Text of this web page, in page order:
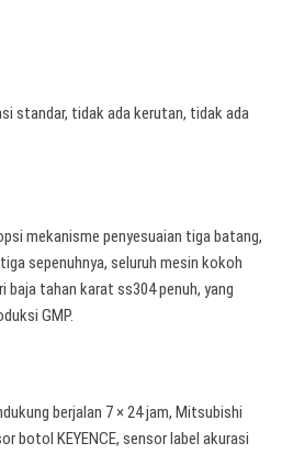
standar, tidak ada kerutan, tidak ada
mekanisme penyesuaian tiga batang,
sepenuhnya, seluruh mesin kokoh
tahan karat ss304 penuh, yang
GMP.
berjalan 7 × 24 jam, Mitsubishi
botol KEYENCE, sensor label akurasi